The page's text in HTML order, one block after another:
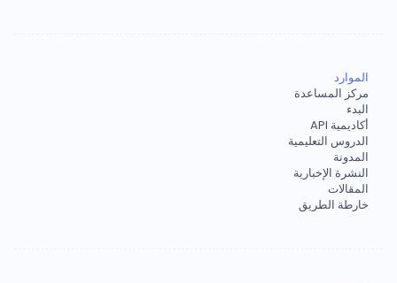
الموارد
مركز المساعدة
البدء
أكاديمية API
الدروس التعليمية
المدونة
النشرة الإخبارية
المقالات
خارطة الطريق